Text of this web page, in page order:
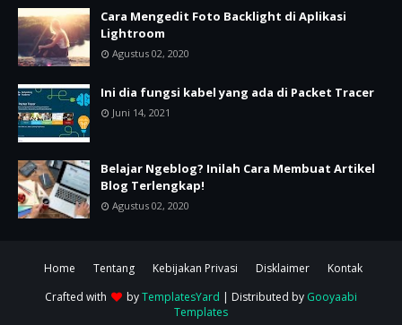
Cara Mengedit Foto Backlight di Aplikasi
Lightroom
Agustus 02, 2020
Ini dia fungsi kabel yang ada di Packet Tracer
Juni 14, 2021
Belajar Ngeblog? Inilah Cara Membuat Artikel
Blog Terlengkap!
Agustus 02, 2020
Home Tentang Kebijakan Privasi Disklaimer
Kontak
Crafted with
byTemplatesYard | Distributed by Gooyaabi
Templates